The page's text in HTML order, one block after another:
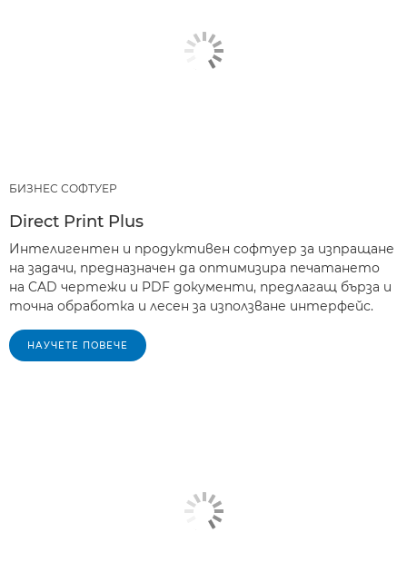
БИЗНЕС СОФТУЕР
Direct Print Plus
Интелигентен и продуктивен софтуер за изпращане
на задачи, предназначен да оптимизира печатането
на CAD чертежи и PDF документи, предлагащ бърза и
точна обработка и лесен за използване интерфейс.
НАУЧЕТЕ ПОВЕЧЕ